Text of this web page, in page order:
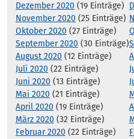
Dezember 2020 (19 Einträge)
November 2020 (25 Einträge)
Oktober 2020 (27 Einträge)
September 2020 (30 Einträge)
August 2020 (12 Einträge)
Juli 2020 (22 Einträge)
Juni 2020 (13 Einträge)
Mai 2020 (21 Einträge)
April 2020 (19 Einträge)
März 2020 (32 Einträge)
Februar 2020 (22 Einträge)